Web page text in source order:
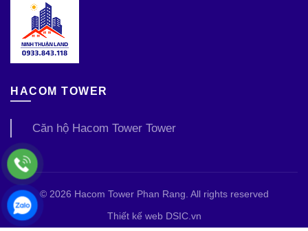
HACOM TOWER
Căn hộ Hacom Tower Tower
© 2026 Hacom Tower Phan Rang. All rights reserved
Thiết kế web DSIC.vn